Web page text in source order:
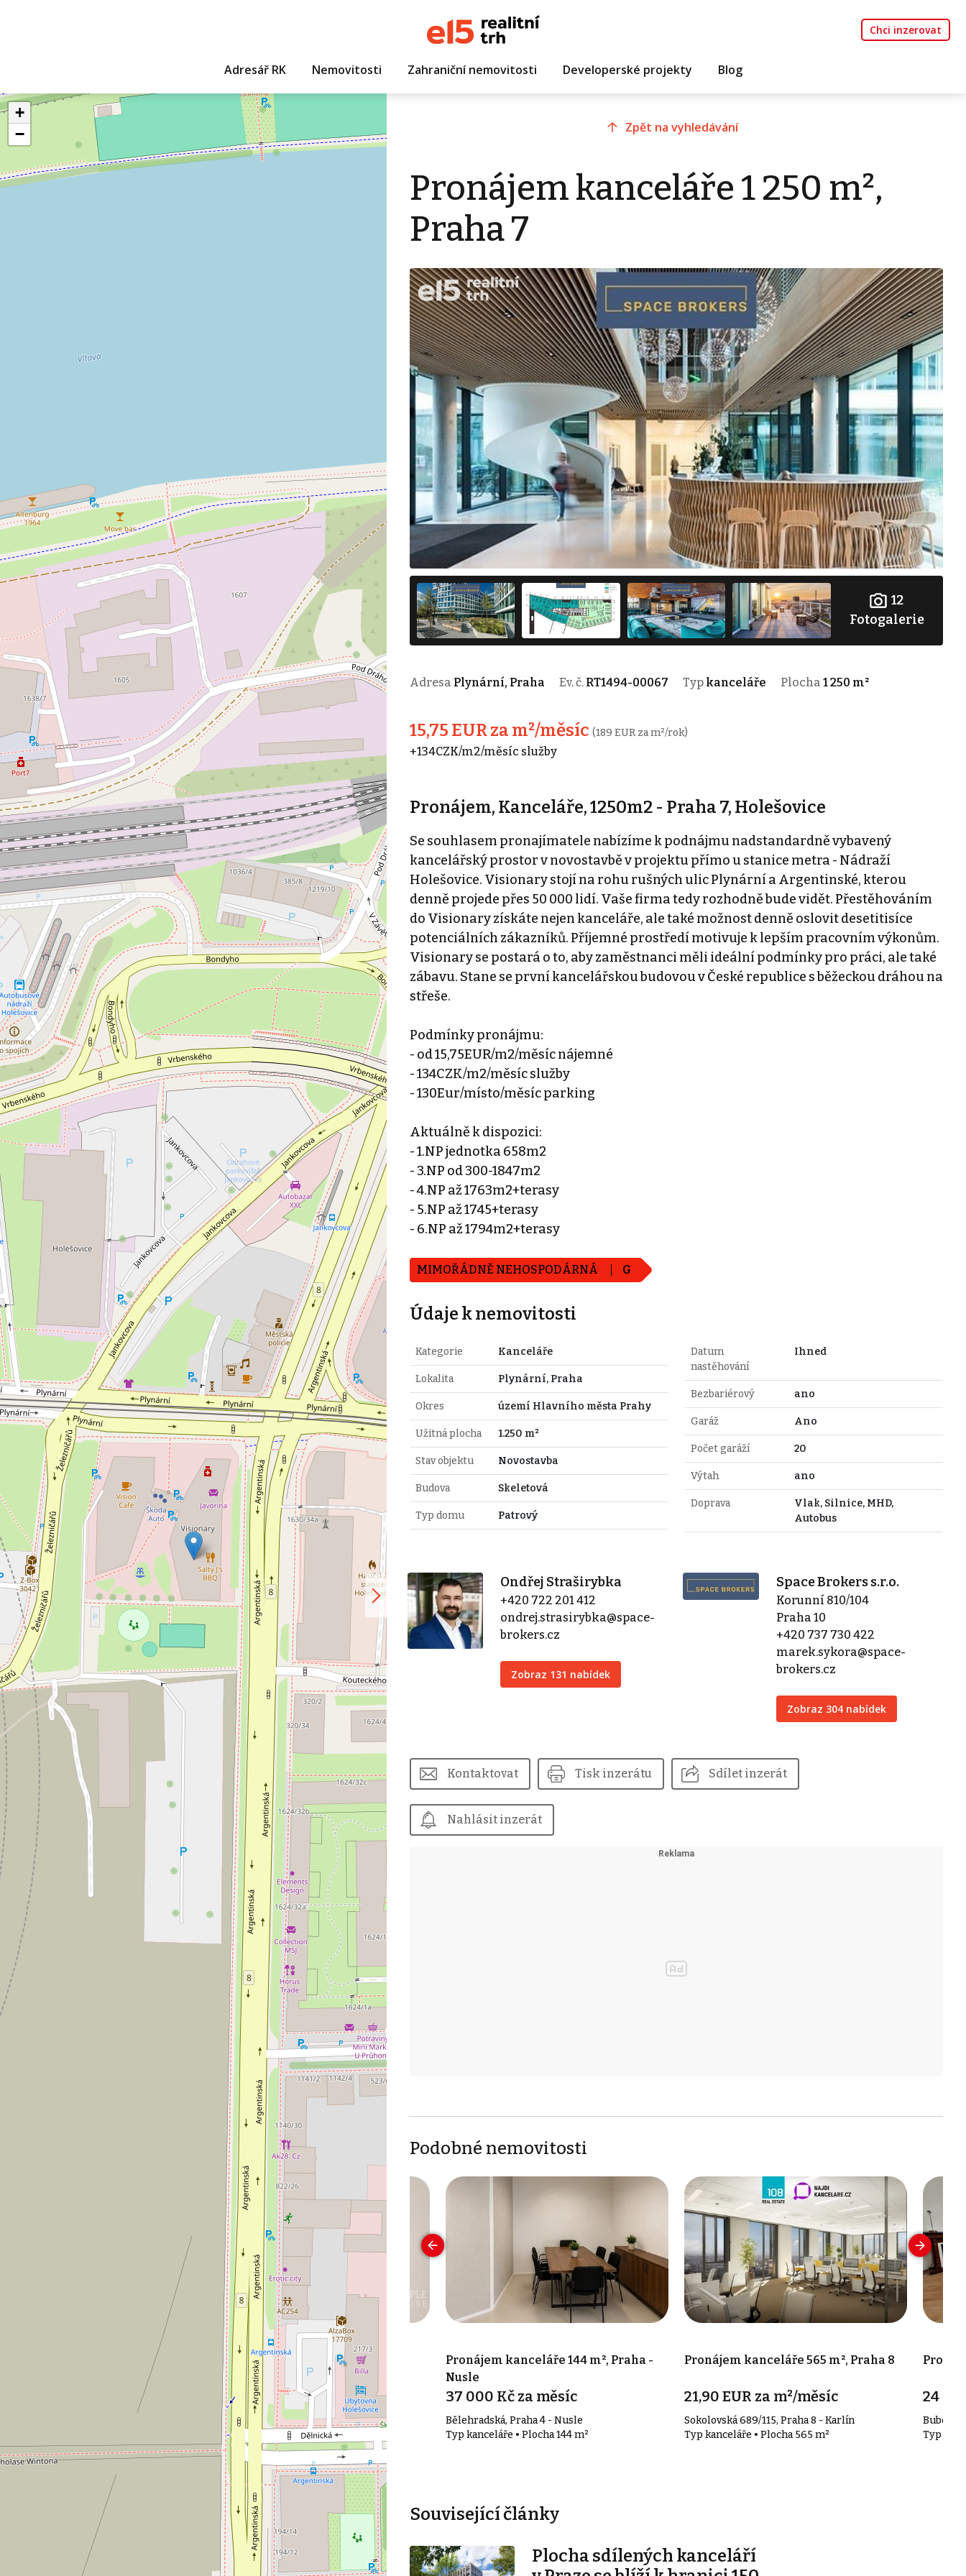
Chci inzerovat
Adresář RK Nemovitosti Zahraniční nemovitosti Developerské projekty Blog
+
−
Zpět na vyhledávání
Pronájem kanceláře 1 250 m²,
Praha 7
12
Fotogalerie
Adresa Plynární, Praha Ev. č. RT1494-00067 Typ kanceláře Plocha 1 250 m²
15,75 EUR za m²/měsíc (189 EUR za m²/rok)
+134CZK/m2/měsíc služby
Pronájem, Kanceláře, 1250m2 - Praha 7, Holešovice
Se souhlasem pronajímatele nabízíme k podnájmu nadstandardně vybavený
kancelářský prostor v novostavbě v projektu přímo u stanice metra - Nádraží
Holešovice. Visionary stojí na rohu rušných ulic Plynární a Argentinské, kterou
denně projede přes 50 000 lidí. Vaše firma tedy rozhodně bude vidět. Přestěhováním
do Visionary získáte nejen kanceláře, ale také možnost denně oslovit desetitisíce
potenciálních zákazníků. Příjemné prostředí motivuje k lepším pracovním výkonům.
Visionary se postará o to, aby zaměstnanci měli ideální podmínky pro práci, ale také
zábavu. Stane se první kancelářskou budovou v České republice s běžeckou dráhou na
střeše.
Podmínky pronájmu:
- od 15,75EUR/m2/měsíc nájemné
- 134CZK/m2/měsíc služby
- 130Eur/místo/měsíc parking
Aktuálně k dispozici:
- 1.NP jednotka 658m2
- 3.NP od 300-1847m2
- 4.NP až 1763m2+terasy
- 5.NP až 1745+terasy
- 6.NP až 1794m2+terasy
MIMOŘÁDNĚ NEHOSPODÁRNÁ G
Údaje k nemovitosti
Kategorie Kanceláře
Lokalita Plynární, Praha
Okres území Hlavního města Prahy
Užitná plocha 1.250 m²
Stav objektu Novostavba
Budova Skeletová
Typ domu Patrový
Datum
nastěhování
Ihned
Bezbariérový ano
Garáž Ano
Počet garáží 20
Výtah ano
Doprava
Vlak, Silnice, MHD,
Autobus
Ondřej Straširybka
+420 722 201 412
ondrej.strasirybka@space-
brokers.cz
Zobraz 131 nabídek
Space Brokers s.r.o.
Korunní 810/104
Praha 10
+420 737 730 422
marek.sykora@space-
brokers.cz
Zobraz 304 nabídek
Kontaktovat Tisk inzerátu Sdílet inzerát
Nahlásit inzerát
Podobné nemovitosti
kanceláře 265 m², Praha - Pronájem kanceláře 17 m², Praha 7
10 000 Kč za měsíc
Malířská, Praha 7
Typ kanceláře • Plocha 17 m²
Pronájem kanceláře 144 m², Praha -
Nusle
37 000 Kč za měsíc
Bělehradská, Praha 4 - Nusle
Typ kanceláře • Plocha 144 m²
Pronájem kanceláře 565 m², Praha 8
21,90 EUR za m²/měsíc
Sokolovská 689/115, Praha 8 - Karlín
Typ kanceláře • Plocha 565 m²
24
Typ
Související články
Plocha sdílených kanceláří